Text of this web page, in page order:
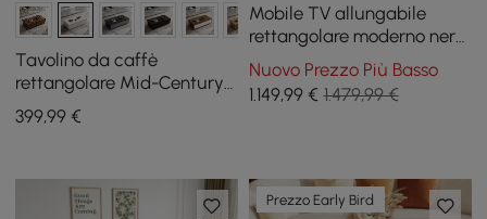
Tavolino da caffè
rettangolare Mid-Century
Fero 120 cm in bianco con 4
cassetti
399,99 €
Mobile TV allungabile
rettangolare moderno nero
lucido e tavolino da caffè
quadrato con cassetti
Nuovo Prezzo Più Basso
1.149,99€ 1.479,99 €
Prezzo Early Bird